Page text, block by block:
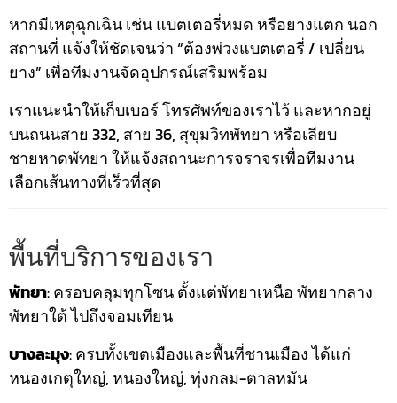
หากมีเหตุฉุกเฉิน เช่น แบตเตอรี่หมด หรือยางแตก นอก
สถานที่ แจ้งให้ชัดเจนว่า “ต้องพ่วงแบตเตอรี่ / เปลี่ยน
ยาง” เพื่อทีมงานจัดอุปกรณ์เสริมพร้อม
เราแนะนำให้เก็บเบอร์ โทรศัพท์ของเราไว้ และหากอยู่
บนถนนสาย 332, สาย 36, สุขุมวิทพัทยา หรือเลียบ
ชายหาดพัทยา ให้แจ้งสถานะการจราจรเพื่อทีมงาน
เลือกเส้นทางที่เร็วที่สุด
พื้นที่บริการของเรา
พัทยา: ครอบคลุมทุกโซน ตั้งแต่พัทยาเหนือ พัทยากลาง
พัทยาใต้ ไปถึงจอมเทียน
บางละมุง: ครบทั้งเขตเมืองและพื้นที่ชานเมือง ได้แก่
หนองเกตุใหญ่, หนองใหญ่, ทุ่งกลม-ตาลหมัน